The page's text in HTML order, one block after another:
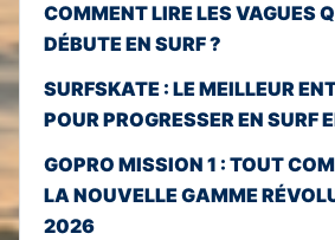
COMMENT LIRE LES VAGUES
DÉBUTE EN SURF ?
SURFSKATE : LE MEILLEUR
POUR PROGRESSER EN SURF
GOPRO MISSION 1 : TOUT
LA NOUVELLE GAMME
2026